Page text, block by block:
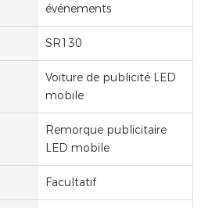
événements
SR130
Voiture de publicité LED
mobile
Remorque publicitaire
LED mobile
Facultatif